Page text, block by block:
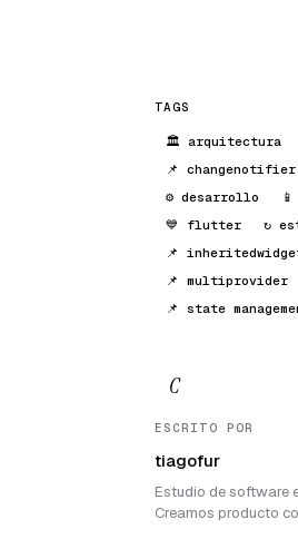
TAGS
🏛 arquitectura
📌 changenotifier
⚙️ desarrollo
💙 flutter
↻
📌
📌 multiprovider
📌 state
C
ESCRITO POR
tiagofur
Estudio de software
Creamos producto